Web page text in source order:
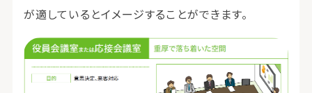
が適しているとイメージすることができます。